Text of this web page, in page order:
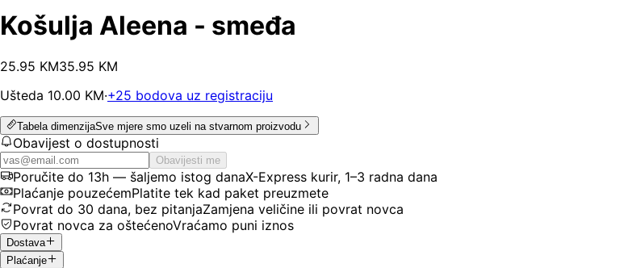
Košulja Aleena - smeđa
25.95 KM35.95 KM
Ušteda 10.00 KM·+25 bodova uz registraciju
Tabela dimenzijaSve mjere smo uzeli na stvarnom proizvodu
Obavijest o dostupnosti
Obavijesti me
Poručite do 13h — šaljemo istog danaX-Express kurir, 1–3 radna dana
Plaćanje pouzećemPlatite tek kad paket preuzmete
Povrat do 30 dana, bez pitanjaZamjena veličine ili povrat novca
Povrat novca za oštećenoVraćamo puni iznos
Dostava
Plaćanje